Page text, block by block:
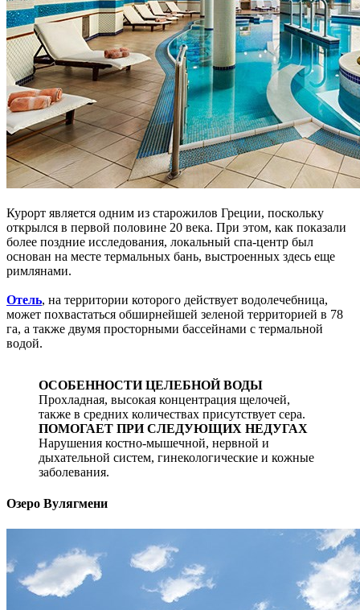
Курорт является одним из старожилов Греции, поскольку
открылся в первой половине 20 века. При этом, как показали
более поздние исследования, локальный спа-центр был
основан на месте термальных бань, выстроенных здесь еще
римлянами.
Отель, на территории которого действует водолечебница,
может похвастаться обширнейшей зеленой территорией в 78
га, а также двумя просторными бассейнами с термальной
водой.
ОСОБЕННОСТИ ЦЕЛЕБНОЙ ВОДЫ
Прохладная, высокая концентрация щелочей,
также в средних количествах присутствует сера.
ПОМОГАЕТ ПРИ СЛЕДУЮЩИХ НЕДУГАХ
Нарушения костно-мышечной, нервной и
дыхательной систем, гинекологические и кожные
заболевания.
Озеро Вулягмени